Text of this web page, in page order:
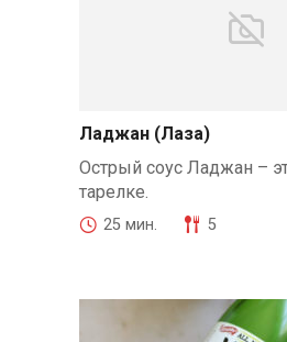
Ладжан (Лаза)
Острый соус Ладжан –
тарелке.
25 мин. 5